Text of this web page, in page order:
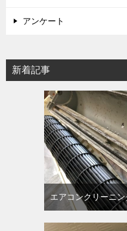
アンケート
新着記事
エアコンクリーニ